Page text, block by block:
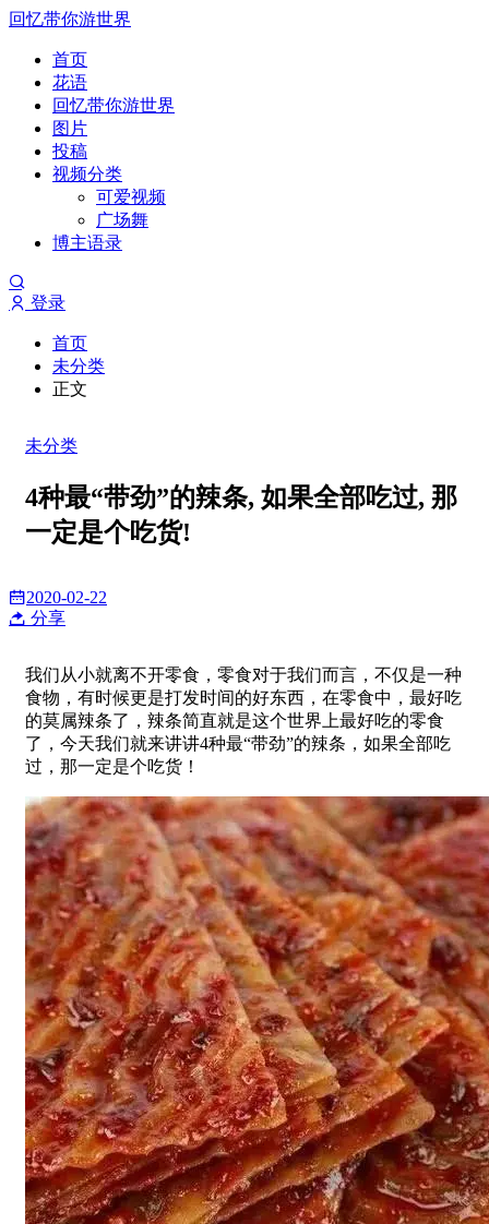
回忆带你游世界
首页
花语
回忆带你游世界
图片
投稿
视频分类
可爱视频
广场舞
博主语录
登录
首页
未分类
正文
未分类
4种最“带劲”的辣条, 如果全部吃过, 那
一定是个吃货!
2020-02-22
分享
我们从小就离不开零食，零食对于我们而言，不仅是一种
食物，有时候更是打发时间的好东西，在零食中，最好吃
的莫属辣条了，辣条简直就是这个世界上最好吃的零食
了，今天我们就来讲讲4种最“带劲”的辣条，如果全部吃
过，那一定是个吃货！